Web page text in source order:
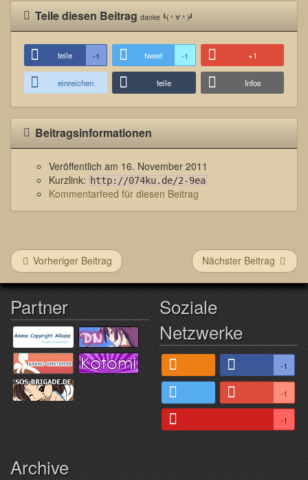
Teile diesen Beitragdanke ┗(＾∀＾)┛
teile -1 tweet -1 +1
einreichen teile Infos
Beitragsinformationen
Veröffentlich am 16. November 2011
Kurzlink: http://074ku.de/2-9ea
Kommentarfeed für diesen Beitrag
Vorheriger Beitrag Nächster Beitrag
Partner
Soziale
Netzwerke
-1
-1
-1
Archive